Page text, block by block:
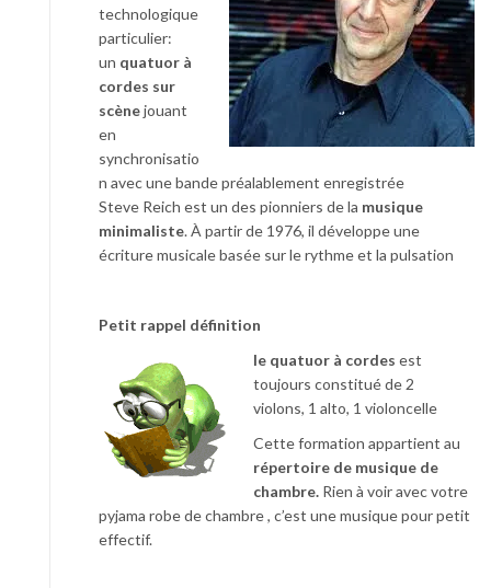
technologique
particulier:
un quatuor à
cordes sur
scènejouant
en
synchronisatio
n avec une bande préalablement enregistrée
Steve Reich est un des pionniers de la musique
minimaliste. À partir de 1976, il développe une
écriture musicale basée sur le rythme et la pulsation
Petit rappel définition
le quatuor à cordes est
toujours constitué de 2
violons, 1 alto, 1 violoncelle
Cette formation appartient au
répertoire de musique de
chambre. Rien à voir avec votre
pyjama robe de chambre , c’est une musique pour petit
effectif.